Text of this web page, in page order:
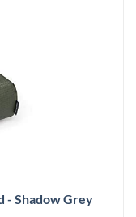
- Shadow Grey